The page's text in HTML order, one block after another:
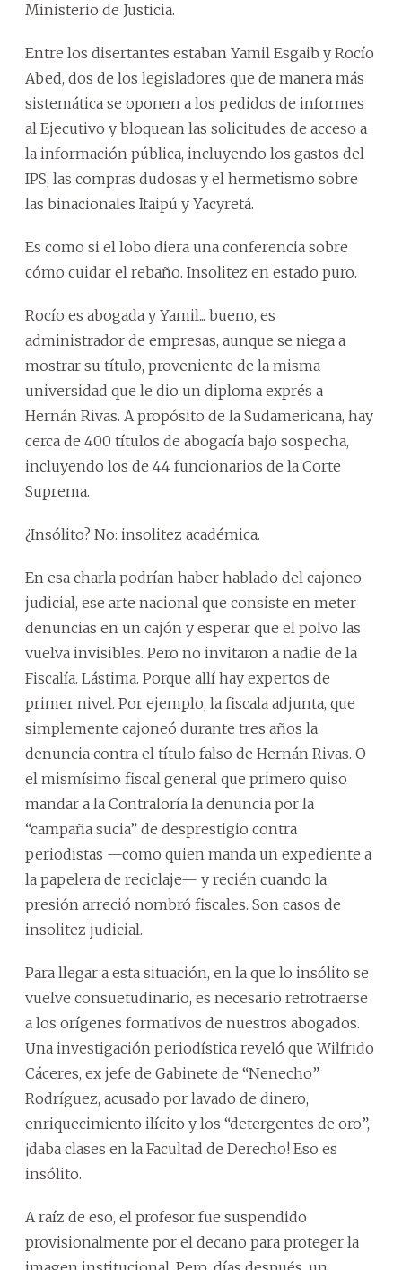
Ministerio de Justicia.
Entre los disertantes estaban Yamil Esgaib y Rocío
Abed, dos de los legisladores que de manera más
sistemática se oponen a los pedidos de informes
al Ejecutivo y bloquean las solicitudes de acceso a
la información pública, incluyendo los gastos del
IPS, las compras dudosas y el hermetismo sobre
las binacionales Itaipú y Yacyretá.
Es como si el lobo diera una conferencia sobre
cómo cuidar el rebaño. Insolitez en estado puro.
Rocío es abogada y Yamil... bueno, es
administrador de empresas, aunque se niega a
mostrar su título, proveniente de la misma
universidad que le dio un diploma exprés a
Hernán Rivas. A propósito de la Sudamericana, hay
cerca de 400 títulos de abogacía bajo sospecha,
incluyendo los de 44 funcionarios de la Corte
Suprema.
¿Insólito? No: insolitez académica.
En esa charla podrían haber hablado del cajoneo
judicial, ese arte nacional que consiste en meter
denuncias en un cajón y esperar que el polvo las
vuelva invisibles. Pero no invitaron a nadie de la
Fiscalía. Lástima. Porque allí hay expertos de
primer nivel. Por ejemplo, la fiscala adjunta, que
simplemente cajoneó durante tres años la
denuncia contra el título falso de Hernán Rivas. O
el mismísimo fiscal general que primero quiso
mandar a la Contraloría la denuncia por la
“campaña sucia” de desprestigio contra
periodistas —como quien manda un expediente a
la papelera de reciclaje— y recién cuando la
presión arreció nombró fiscales. Son casos de
insolitez judicial.
Para llegar a esta situación, en la que lo insólito se
vuelve consuetudinario, es necesario retrotraerse
a los orígenes formativos de nuestros abogados.
Una investigación periodística reveló que Wilfrido
Cáceres, ex jefe de Gabinete de “Nenecho”
Rodríguez, acusado por lavado de dinero,
enriquecimiento ilícito y los “detergentes de oro”,
¡daba clases en la Facultad de Derecho! Eso es
insólito.
A raíz de eso, el profesor fue suspendido
provisionalmente por el decano para proteger la